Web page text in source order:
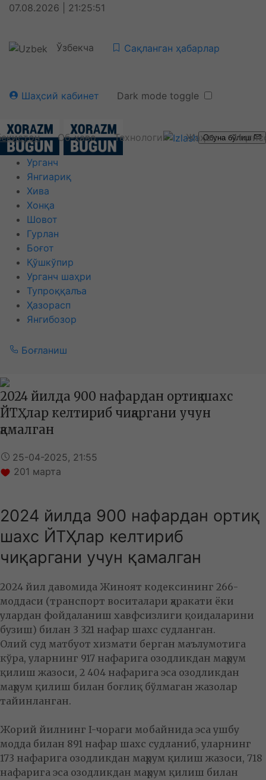
07.08.2026 | 21:25:51
Ўзбекча Сақланган ҳабарлар
Шаҳсий кабинет Dark mode toggle
Об-ҳаво Технология ЖаҳонОбуна бўлиш
Урганч
Янгиариқ
Хива
Хонқа
Шовот
Гурлан
Боғот
Қўшкўпир
Урганч шаҳри
Тупроққалъа
Ҳазорасп
Янгибозор
Боғланиш
2024 йилда 900 нафардан ортиқ шахс
ЙТҲлар келтириб чиқаргани учун
қамалган
25-04-2025, 21:55
201 марта
2024 йилда 900 нафардан ортиқ
шахс ЙТҲлар келтириб
чиқаргани учун қамалган
2024 йил давомида Жиноят кодексининг 266-
моддаси (транспорт воситалари ҳаракати ёки
улардан фойдаланиш хавфсизлиги қоидаларини
бузиш) билан 3 321 нафар шахс судланган.
Олий суд матбуот хизмати берган маълумотига
кўра, уларнинг 917 нафарига озодликдан маҳрум
қилиш жазоси, 2 404 нафарига эса озодликдан
маҳрум қилиш билан боғлиқ бўлмаган жазолар
тайинланган.
Жорий йилнинг I-чораги мобайнида эса ушбу
модда билан 891 нафар шахс судланиб, уларнинг
173 нафарига озодликдан маҳрум қилиш жазоси, 718
нафарига эса озодликдан маҳрум қилиш билан